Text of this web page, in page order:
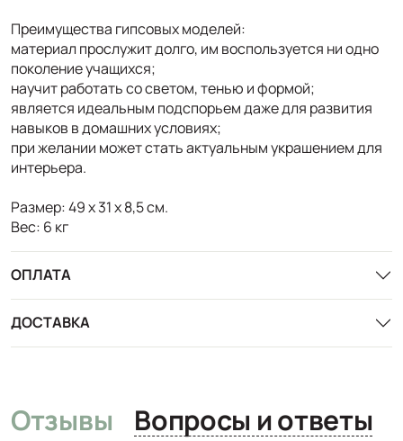
Преимущества гипсовых моделей:
материал прослужит долго, им воспользуется ни одно
поколение учащихся;
научит работать со светом, тенью и формой;
является идеальным подспорьем даже для развития
навыков в домашних условиях;
при желании может стать актуальным украшением для
интерьера.
Размер: 49 х 31 х 8,5 см.
Вес: 6 кг
ОПЛАТА
ДОСТАВКА
Отзывы Вопросы и ответы